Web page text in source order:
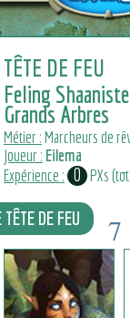
TÊTE DE FEU
Feling
Grands Arbres
Métier : Marcheurs de
Joueur : Eilema
Expérience : 0 PXs
4
7
TÊTE DE FEU